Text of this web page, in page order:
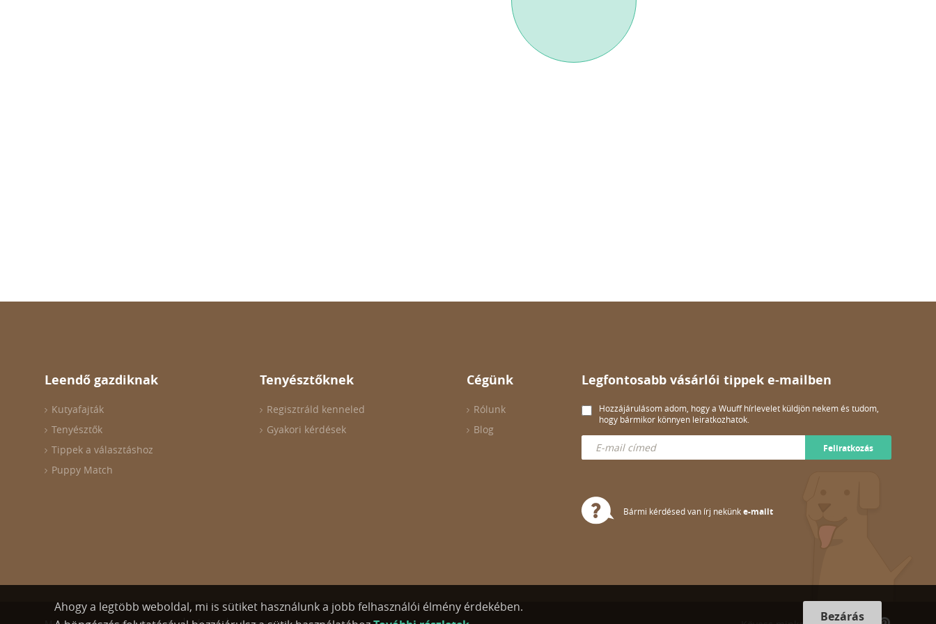
Leendő gazdiknak
Kutyafajták
Tenyésztők
Tippek a választáshoz
Puppy Match
Tenyésztőknek
Regisztráld kenneled
Gyakori kérdések
Cégünk
Rólunk
Blog
Legfontosabb vásárlói tippek e-mailben
Hozzájárulásom adom, hogy a Wuuff hírlevelet küldjön nekem és tudom,
hogy bármikor könnyen leiratkozhatok.
Feliratkozás
Bármi kérdésed van írj nekünke-mailt
Ahogy a legtöbb weboldal, mi is sütiket használunk a jobb felhasználói élmény érdekében.
Bezárás